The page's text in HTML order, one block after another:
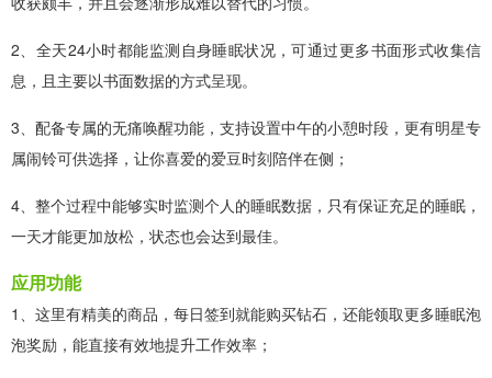
2、全天24小时都能监测自身睡眠状况，可通过更多书面形式收集信
息，且主要以书面数据的方式呈现。
3、配备专属的无痛唤醒功能，支持设置中午的小憩时段，更有明星专
属闹铃可供选择，让你喜爱的爱豆时刻陪伴在侧；
4、整个过程中能够实时监测个人的睡眠数据，只有保证充足的睡眠，
一天才能更加放松，状态也会达到最佳。
应用功能
1、这里有精美的商品，每日签到就能购买钻石，还能领取更多睡眠泡
泡奖励，能直接有效地提升工作效率；